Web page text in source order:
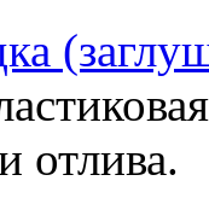
отлива.